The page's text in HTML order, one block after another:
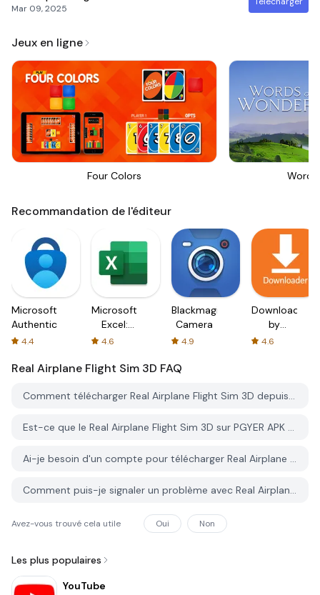
Mar 09, 2025
Jeux en ligne
Four Colors
Recommandation de l'éditeur
Microsoft
Authenticator
4.4
Microsoft
Excel:
Spreadsheets
4.6
Blackmagic
Camera
4.9
Downloader
by
AFTVnews
4.6
Real Airplane Flight Sim 3D FAQ
Comment télécharger Real Airplane Flight Sim 3D depuis PGYER APK HUB?
Est-ce que le Real Airplane Flight Sim 3D sur PGYER APK HUB est gratuit?
Ai-je besoin d'un compte pour télécharger Real Airplane Flight Sim 3D depuis PGYER APK HUB?
Comment puis-je signaler un problème avec Real Airplane Flight Sim 3D sur PGYER APK HUB?
Avez-vous trouvé cela utile Oui Non
Les plus populaires
YouTube